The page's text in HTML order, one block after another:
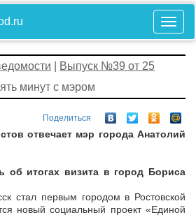
Выпуск №39 от 25
минут с мэром
Поделиться
отвечает мэр города Анатолий
об итогах визита в город Бориса
стал первым городом в Ростовской
новый социальный проект «Единой